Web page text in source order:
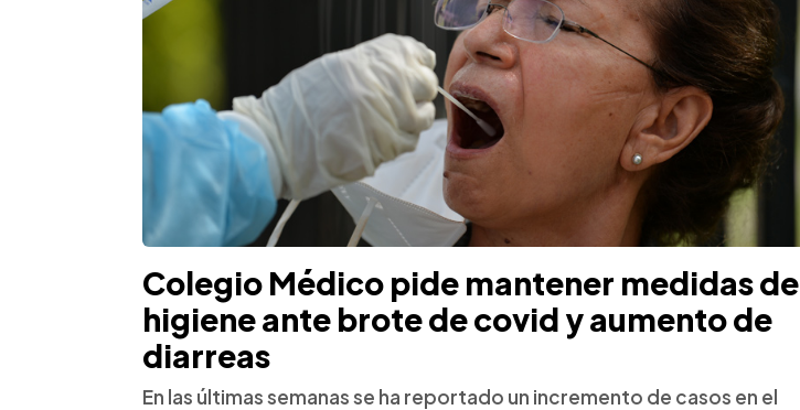
Colegio Médico pide mantener medidas de
higiene ante brote de covid y aumento de
diarreas
En las últimas semanas se ha reportado un incremento de casos en el